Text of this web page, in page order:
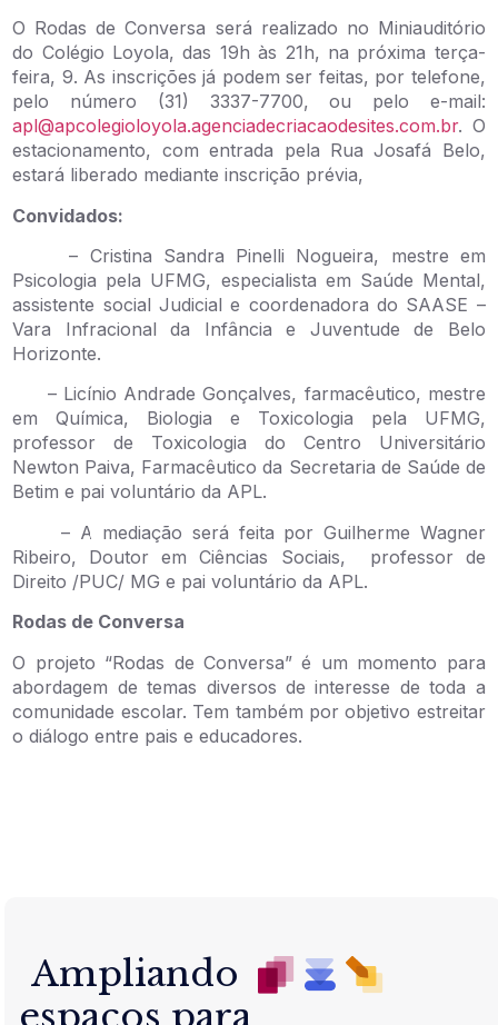
O Rodas de Conversa será realizado no Miniauditório
do Colégio Loyola, das 19h às 21h, na próxima terça-
feira, 9. As inscrições já podem ser feitas, por telefone,
pelo número (31) 3337-7700, ou pelo e-mail:
apl@apcolegioloyola.agenciadecriacaodesites.com.br. O
estacionamento, com entrada pela Rua Josafá Belo,
estará liberado mediante inscrição prévia,
Convidados:
– Cristina Sandra Pinelli Nogueira, mestre em
Psicologia pela UFMG, especialista em Saúde Mental,
assistente social Judicial e coordenadora do SAASE –
Vara Infracional da Infância e Juventude de Belo
Horizonte.
– Licínio Andrade Gonçalves, farmacêutico, mestre
em Química, Biologia e Toxicologia pela UFMG,
professor de Toxicologia do Centro Universitário
Newton Paiva, Farmacêutico da Secretaria de Saúde de
Betim e pai voluntário da APL.
– A mediação será feita por Guilherme Wagner
Ribeiro, Doutor em Ciências Sociais, professor de
Direito /PUC/ MG e pai voluntário da APL.
Rodas de Conversa
O projeto “Rodas de Conversa” é um momento para
abordagem de temas diversos de interesse de toda a
comunidade escolar. Tem também por objetivo estreitar
o diálogo entre pais e educadores.
Ampliando